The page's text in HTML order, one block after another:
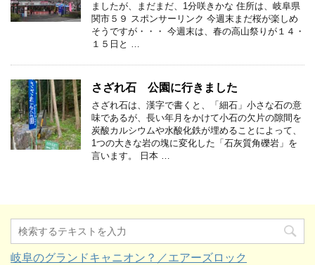
ましたが、まだまだ、1分咲きかな 住所は、岐阜県
関市５９ スポンサーリンク 今週末まだ桜が楽しめ
そうですが・・・ 今週末は、春の高山祭りが１４・
１５日と …
さざれ石 公園に行きました
さざれ石は、漢字で書くと、「細石」小さな石の意
味であるが、長い年月をかけて小石の欠片の隙間を
炭酸カルシウムや水酸化鉄が埋めることによって、
1つの大きな岩の塊に変化した「石灰質角礫岩」を
言います。 日本 …
岐阜のグランドキャニオン？／エアーズロック